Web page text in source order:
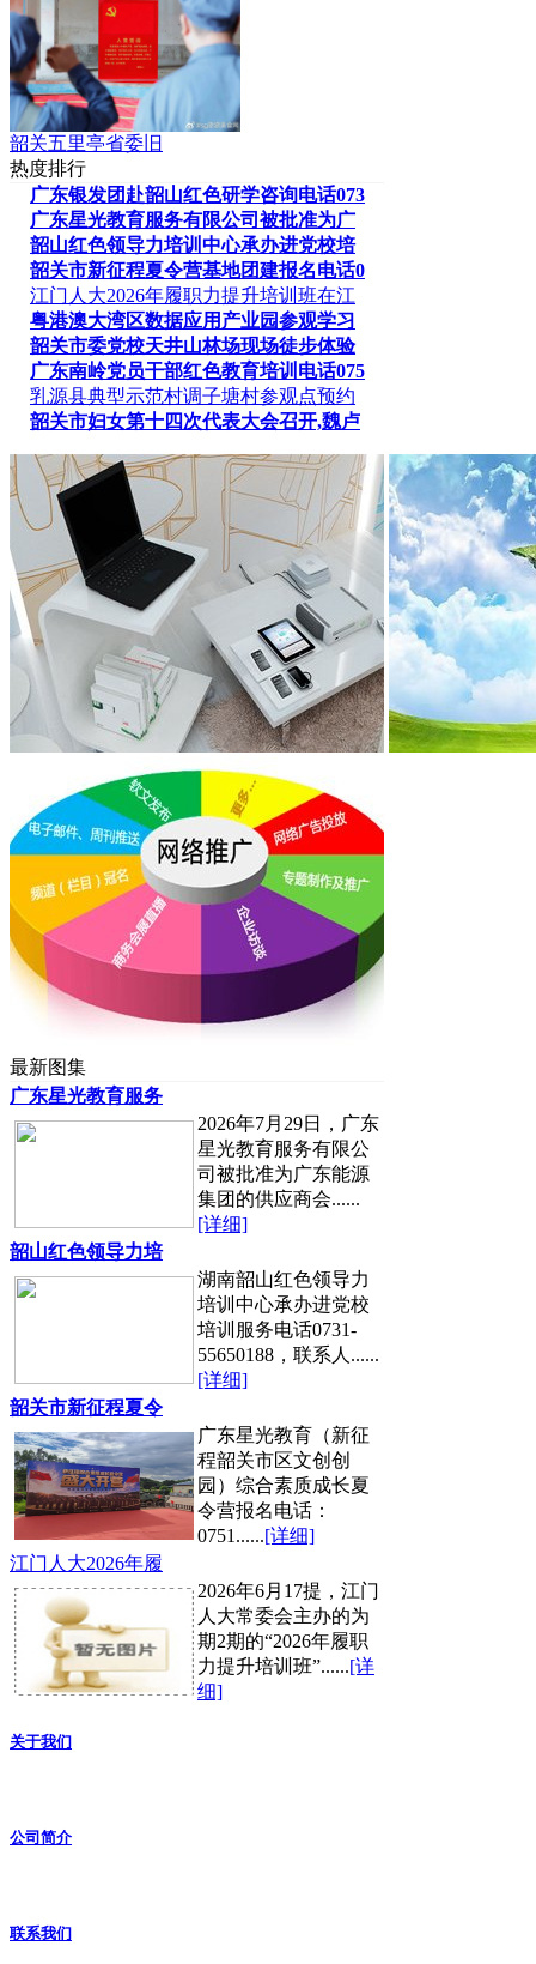
韶关五里亭省委旧
热度排行
广东银发团赴韶山红色研学咨询电话073
广东星光教育服务有限公司被批准为广
韶山红色领导力培训中心承办进党校培
韶关市新征程夏令营基地团建报名电话0
江门人大2026年履职力提升培训班在江
粤港澳大湾区数据应用产业园参观学习
韶关市委党校天井山林场现场徒步体验
广东南岭党员干部红色教育培训电话075
乳源县典型示范村调子塘村参观点预约
韶关市妇女第十四次代表大会召开,魏卢
最新图集
广东星光教育服务
2026年7月29日，广东
星光教育服务有限公
司被批准为广东能源
集团的供应商会......
[详细]
韶山红色领导力培
湖南韶山红色领导力
培训中心承办进党校
培训服务电话0731-
55650188，联系人......
[详细]
韶关市新征程夏令
广东星光教育（新征
程韶关市区文创创
园）综合素质成长夏
令营报名电话：
0751......[详细]
江门人大2026年履
2026年6月17提，江门
人大常委会主办的为
期2期的“2026年履职
力提升培训班”......[详
细]
关于我们
公司简介
联系我们